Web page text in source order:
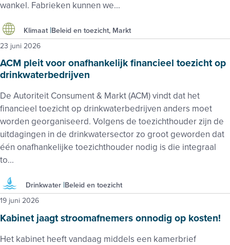
wankel. Fabrieken kunnen we...
Klimaat Beleid en toezicht, Markt
ACM pleit voor onafhankelijk financieel toezicht op
drinkwaterbedrijven
De Autoriteit Consument & Markt (ACM) vindt dat het
financieel toezicht op drinkwaterbedrijven anders moet
worden georganiseerd. Volgens de toezichthouder zijn de
uitdagingen in de drinkwatersector zo groot geworden dat
één onafhankelijke toezichthouder nodig is die integraal
to...
23 juni 2026
Drinkwater Beleid en toezicht
Kabinet jaagt stroomafnemers onnodig op kosten!
Het kabinet heeft vandaag middels een kamerbrief
19 juni 2026